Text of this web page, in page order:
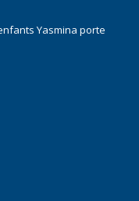
Yasmina porte